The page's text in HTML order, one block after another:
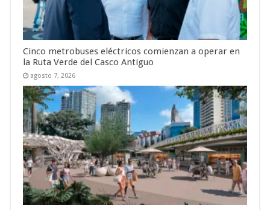
Cinco metrobuses eléctricos comienzan a operar en
la Ruta Verde del Casco Antiguo
agosto 7, 2026